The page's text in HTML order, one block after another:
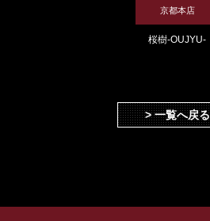
京都本店
桜樹-OUJYU-
> 一覧へ戻る